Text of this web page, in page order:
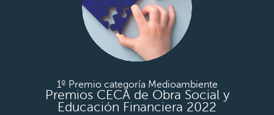
1º Premio categoría Medioambiente
Premios CECA de Obra Social y
Educación Financiera 2022